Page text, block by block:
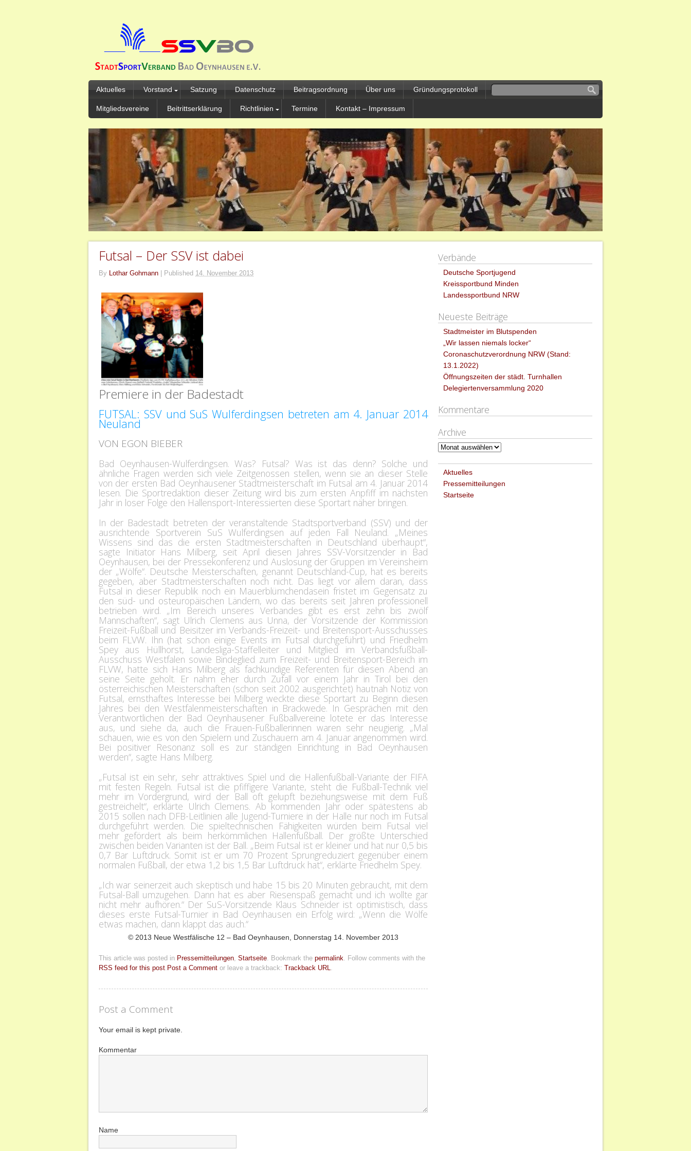
Aktuelles Vorstand Satzung Datenschutz Beitragsordnung Über uns Gründungsprotokoll
Mitgliedsvereine Beitrittserklärung Richtlinien Termine Kontakt – Impressum
Futsal – Der SSV ist dabei
By Lothar Gohmann Published 14. November 2013
Premiere in der Badestadt
FUTSAL: SSV und SuS Wulferdingsen betreten am 4. Januar 2014
Neuland
VON EGON BIEBER
Bad Oeynhausen-Wulferdingsen. Was? Futsal? Was ist das denn? Solche und
ähnliche Fragen werden sich viele Zeitgenossen stellen, wenn sie an dieser Stelle
von der ersten Bad Oeynhausener Stadtmeisterschaft im Futsal am 4. Januar 2014
lesen. Die Sportredaktion dieser Zeitung wird bis zum ersten Anpfiff im nächsten
Jahr in loser Folge den Hallensport-Interessierten diese Sportart näher bringen.
In der Badestadt betreten der veranstaltende Stadtsportverband (SSV) und der
ausrichtende Sportverein SuS Wulferdingsen auf jeden Fall Neuland. „Meines
Wissens sind das die ersten Stadtmeisterschaften in Deutschland überhaupt“,
sagte Initiator Hans Milberg, seit April diesen Jahres SSV-Vorsitzender in Bad
Oeynhausen, bei der Pressekonferenz und Auslosung der Gruppen im Vereinsheim
der „Wölfe“. Deutsche Meisterschaften, genannt Deutschland-Cup, hat es bereits
gegeben, aber Stadtmeisterschaften noch nicht. Das liegt vor allem daran, dass
Futsal in dieser Republik noch ein Mauerblümchendasein fristet im Gegensatz zu
den süd- und osteuropäischen Ländern, wo das bereits seit Jahren professionell
betrieben wird. „Im Bereich unseres Verbandes gibt es erst zehn bis zwölf
Mannschaften“, sagt Ulrich Clemens aus Unna, der Vorsitzende der Kommission
Freizeit-Fußball und Beisitzer im Verbands-Freizeit- und Breitensport-Ausschusses
beim FLVW. Ihn (hat schon einige Events im Futsal durchgeführt) und Friedhelm
Spey aus Hüllhorst, Landesliga-Staffelleiter und Mitglied im Verbandsfußball-
Ausschuss Westfalen sowie Bindeglied zum Freizeit- und Breitensport-Bereich im
FLVW, hatte sich Hans Milberg als fachkundige Referenten für diesen Abend an
seine Seite geholt. Er nahm eher durch Zufall vor einem Jahr in Tirol bei den
österreichischen Meisterschaften (schon seit 2002 ausgerichtet) hautnah Notiz von
Futsal, ernsthaftes Interesse bei Milberg weckte diese Sportart zu Beginn diesen
Jahres bei den Westfalenmeisterschaften in Brackwede. In Gesprächen mit den
Verantwortlichen der Bad Oeynhausener Fußballvereine lotete er das Interesse
aus, und siehe da, auch die Frauen-Fußballerinnen waren sehr neugierig. „Mal
schauen, wie es von den Spielern und Zuschauern am 4. Januar angenommen wird.
Bei positiver Resonanz soll es zur ständigen Einrichtung in Bad Oeynhausen
werden“, sagte Hans Milberg.
„Futsal ist ein sehr, sehr attraktives Spiel und die Hallenfußball-Variante der FIFA
mit festen Regeln. Futsal ist die pfiffigere Variante, steht die Fußball-Technik viel
mehr im Vordergrund, wird der Ball oft gelupft beziehungsweise mit dem Fuß
gestreichelt“, erklärte Ulrich Clemens. Ab kommenden Jahr oder spätestens ab
2015 sollen nach DFB-Leitlinien alle Jugend-Turniere in der Halle nur noch im Futsal
durchgeführt werden. Die spieltechnischen Fähigkeiten würden beim Futsal viel
mehr gefördert als beim herkömmlichen Hallenfußball. Der größte Unterschied
zwischen beiden Varianten ist der Ball. „Beim Futsal ist er kleiner und hat nur 0,5 bis
0,7 Bar Luftdruck. Somit ist er um 70 Prozent Sprungreduziert gegenüber einem
normalen Fußball, der etwa 1,2 bis 1,5 Bar Luftdruck hat“, erklärte Friedhelm Spey.
„Ich war seinerzeit auch skeptisch und habe 15 bis 20 Minuten gebraucht, mit dem
Futsal-Ball umzugehen. Dann hat es aber Riesenspaß gemacht und ich wollte gar
nicht mehr aufhören.“ Der SuS-Vorsitzende Klaus Schneider ist optimistisch, dass
dieses erste Futsal-Turnier in Bad Oeynhausen ein Erfolg wird: „Wenn die Wölfe
etwas machen, dann klappt das auch.“
© 2013 Neue Westfälische 12 – Bad Oeynhausen, Donnerstag 14. November 2013
This article was posted in Pressemitteilungen, Startseite. Bookmark the permalink. Follow comments with the
RSS feed for this post. Post a Comment or leave a trackback: Trackback URL.
Post a Comment
Your email is kept private.
Kommentar
Name
Verbände
Deutsche Sportjugend
Kreissportbund Minden
Landessportbund NRW
Neueste Beiträge
Stadtmeister im Blutspenden
„Wir lassen niemals locker“
Coronaschutzverordnung NRW (Stand:
13.1.2022)
Öffnungszeiten der städt. Turnhallen
Delegiertenversammlung 2020
Kommentare
Archive
Archive
Aktuelles
Pressemitteilungen
Startseite